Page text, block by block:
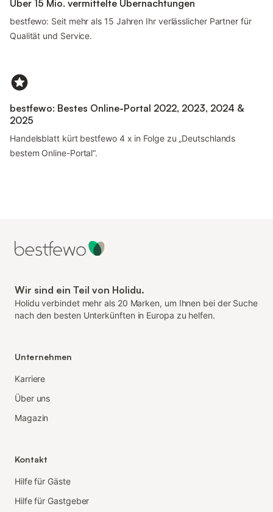
Über 15 Mio. vermittelte Übernachtungen
bestfewo: Seit mehr als 15 Jahren Ihr verlässlicher Partner für
Qualität und Service.
bestfewo: Bestes Online-Portal 2022, 2023, 2024 &
2025
Handelsblatt kürt bestfewo 4 x in Folge zu „Deutschlands
bestem Online-Portal“.
Wir sind ein Teil von Holidu.
Holidu verbindet mehr als 20 Marken, um Ihnen bei der Suche
nach den besten Unterkünften in Europa zu helfen.
Unternehmen
Karriere
Über uns
Magazin
Kontakt
Hilfe für Gäste
Hilfe für Gastgeber